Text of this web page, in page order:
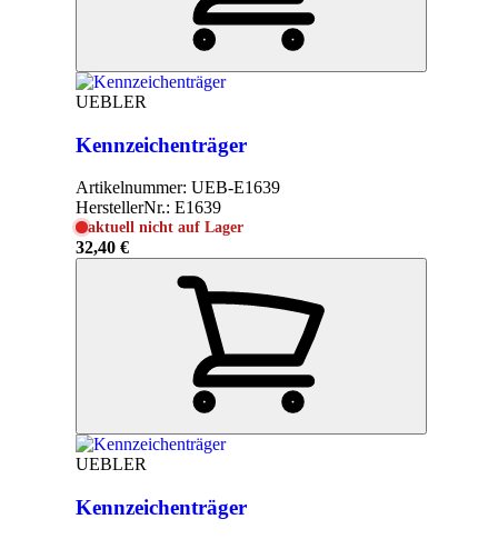
UEBLER
Kennzeichenträger
Artikelnummer: UEB-E1639
HerstellerNr.: E1639
aktuell nicht auf Lager
32,40 €
UEBLER
Kennzeichenträger